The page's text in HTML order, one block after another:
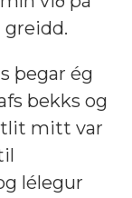
greidd.
þegar ég
bekks og
mitt var
lélegur